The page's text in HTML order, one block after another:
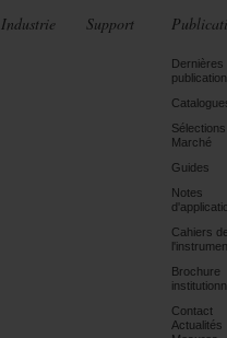
Industrie Support
Dernières
Sélections
Marché
Guides
Notes
Cahiers de
Brochure
Contact
Actualités